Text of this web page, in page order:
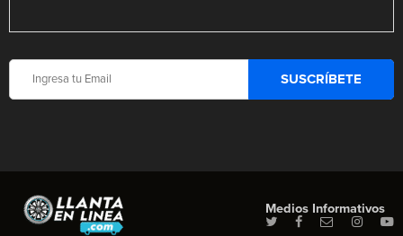
Medios Informativos